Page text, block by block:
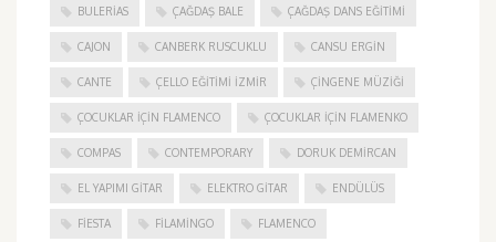
BULERIAS ÇAĞDAŞ BALE ÇAĞDAŞ DANS EĞITIMI
CAJON CANBERK RUSCUKLU CANSU ERGIN
CANTE ÇELLO EĞITIMI İZMIR ÇINGENE MÜZIĞI
ÇOCUKLAR IÇIN FLAMENCO ÇOCUKLAR IÇIN FLAMENKO
COMPAS CONTEMPORARY DORUK DEMIRCAN
EL YAPIMI GITAR ELEKTRO GITAR ENDÜLÜS
FIESTA FILAMINGO FLAMENCO